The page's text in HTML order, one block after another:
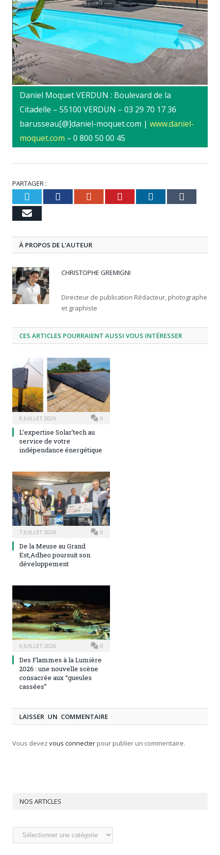
Daniel Moquet VERDUN : Boulevard de la
Citadelle – 55100 VERDUN – 03 29 70 17 36
barusseau[@]daniel-moquet.com | www.daniel-
moquet.com – 0 800 50 00 45
PARTAGER :
TwitterFacebookGoogle+Pinterest
LinkedIn
Email
À PROPOS DE L'AUTEUR
CHRISTOPHE GREMIGNI
Directeur de publication Rédacteur, photographe
et graphiste
CES ARTICLES POURRAIENT AUSSI VOUS INTÉRESSER
8 JUILLET 2026 0
L’expertise Solar’tech au
service de votre
indépendance énergétique
7 JUILLET 2026 0
De la Meuse au Grand
Est,Adheo poursuit son
développement
6 JUILLET 2026 0
Des Flammes à la Lumière
2026 : une nouvelle scène
consacrée aux “gueules
cassées”
LAISSER UN COMMENTAIRE
Vous devez vous connecter pour publier un commentaire.
NOS ARTICLES
Nos